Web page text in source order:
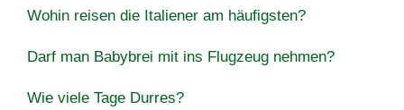
Wohin reisen die Italiener am häufigsten?
Darf man Babybrei mit ins Flugzeug nehmen?
Wie viele Tage Durres?